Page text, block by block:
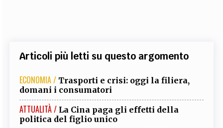
Articoli più letti su questo argomento
ECONOMIA / Trasporti e crisi: oggi la filiera,
domani i consumatori
ATTUALITÀ / La Cina paga gli effetti della
politica del figlio unico